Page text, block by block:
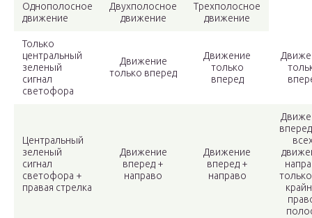
Однополосное
движение
Двухполосное
движение
Трехполосное
движение
Только
центральный
зеленый
сигнал
светофора
Движение
только вперед
Движение
только
вперед
Центральный
зеленый
сигнал
светофора +
правая стрелка
Движение
вперед +
направо
Движение
вперед +
направо